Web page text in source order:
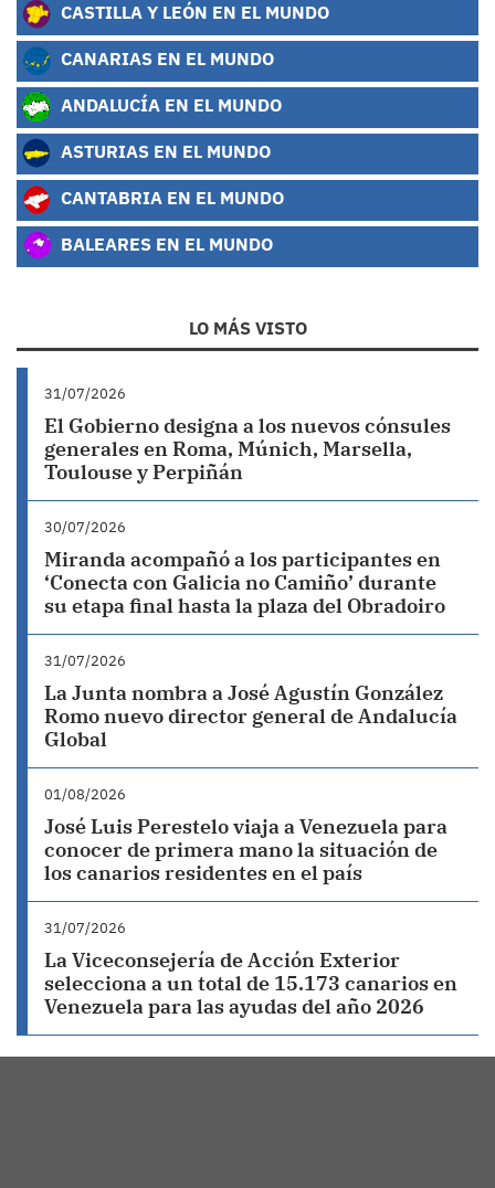
CASTILLA Y LEÓN EN EL MUNDO
CANARIAS EN EL MUNDO
ANDALUCÍA EN EL MUNDO
ASTURIAS EN EL MUNDO
CANTABRIA EN EL MUNDO
BALEARES EN EL MUNDO
LO MÁS VISTO
31/07/2026
El Gobierno designa a los nuevos cónsules
generales en Roma, Múnich, Marsella,
Toulouse y Perpiñán
30/07/2026
Miranda acompañó a los participantes en
‘Conecta con Galicia no Camiño’ durante
su etapa final hasta la plaza del Obradoiro
31/07/2026
La Junta nombra a José Agustín González
Romo nuevo director general de Andalucía
Global
01/08/2026
José Luis Perestelo viaja a Venezuela para
conocer de primera mano la situación de
los canarios residentes en el país
31/07/2026
La Viceconsejería de Acción Exterior
selecciona a un total de 15.173 canarios en
Venezuela para las ayudas del año 2026